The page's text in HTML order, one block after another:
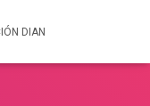
DIAN